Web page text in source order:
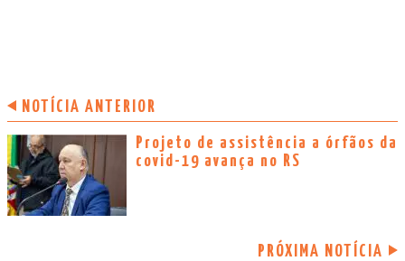
NOTÍCIA ANTERIOR
Projeto de assistência a órfãos da
covid-19 avança no RS
PRÓXIMA NOTÍCIA